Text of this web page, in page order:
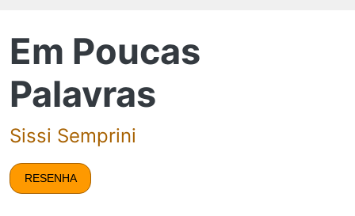
Em Poucas
Palavras
Sissi Semprini
RESENHA